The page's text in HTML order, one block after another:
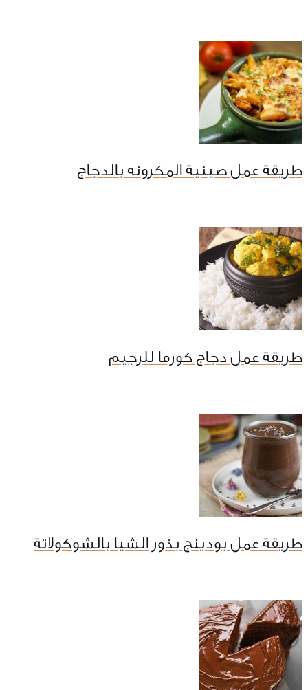
طريقة عمل صينية المكرونه بالدجاج
طريقة عمل دجاج كورما للرجيم
طريقة عمل بودينج بذور الشيا بالشوكولاتة